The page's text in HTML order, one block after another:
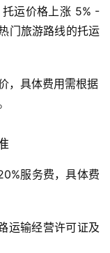
运价格上涨 5% -
门旅游路线的托运
，具体费用需根据
服务费，具体费
运输经营许可证及